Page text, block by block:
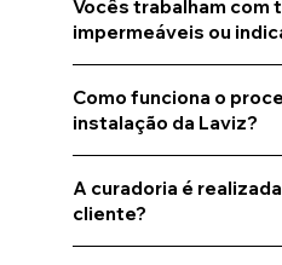
Vocês trabalham com
impermeáveis ou
Como funciona o
instalação da Laviz?
A curadoria é
cliente?